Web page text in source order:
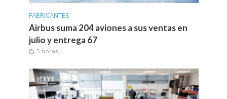
FABRICANTES
Airbus suma 204 aviones a sus ventas en
julio y entrega 67
5 horas